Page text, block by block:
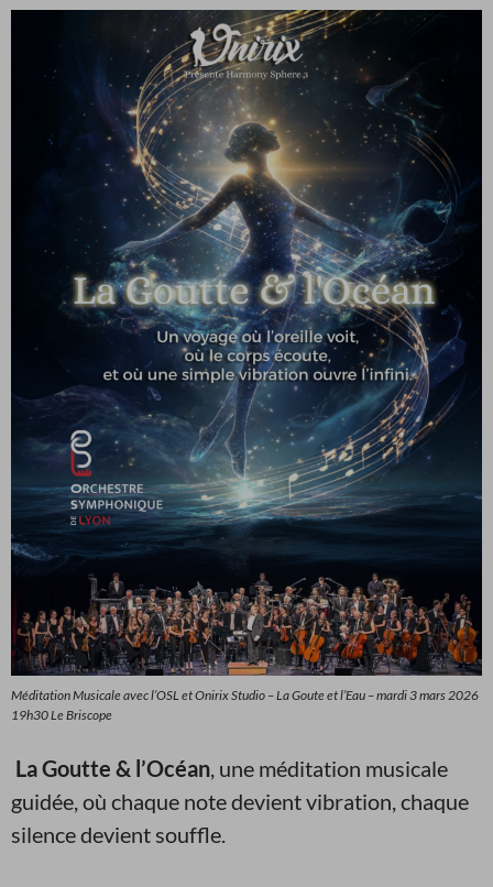
Méditation Musicale avec l’OSL et Onirix Studio – La Goute et l’Eau – mardi 3 mars 2026
19h30 Le Briscope
La Goutte & l’Océan, une méditation musicale
guidée, où chaque note devient vibration, chaque
silence devient souffle.